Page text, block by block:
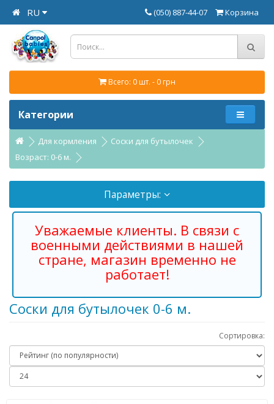
RU Корзина
(050) 887-44-07
Всего: 0 шт. - 0 грн
Категории
Для кормления
Соски для бутылочек
Возраст: 0-6 м.
Параметры:
Уважаемые клиенты. В связи с
военными действиями в нашей
стране, магазин временно не
работает!
Соски для бутылочек 0-6 м.
Сортировка: